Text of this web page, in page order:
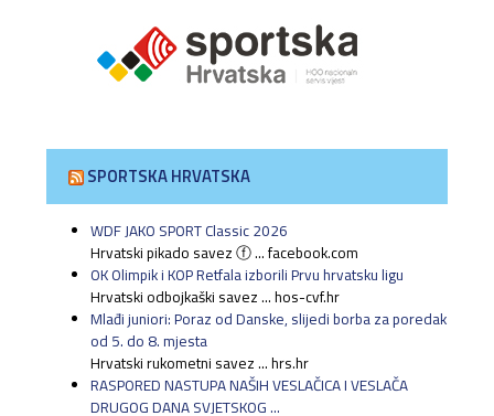
SPORTSKA HRVATSKA
WDF JAKO SPORT Classic 2026
Hrvatski pikado savez ⓕ ... facebook.com
OK Olimpik i KOP Retfala izborili Prvu hrvatsku ligu
Hrvatski odbojkaški savez ... hos-cvf.hr
Mlađi juniori: Poraz od Danske, slijedi borba za poredak
od 5. do 8. mjesta
Hrvatski rukometni savez ... hrs.hr
RASPORED NASTUPA NAŠIH VESLAČICA I VESLAČA
DRUGOG DANA SVJETSKOG ...